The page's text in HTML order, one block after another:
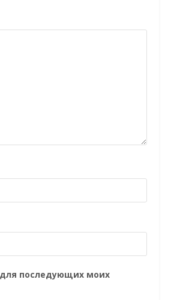
для последующих моих